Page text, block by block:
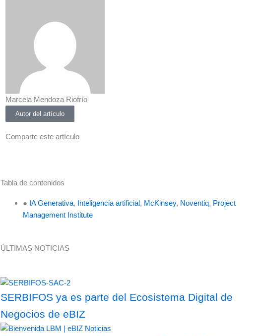
Marcela Mendoza Riofrío
Autor del artículo
Comparte este artículo
Tabla de contenidos
● IA Generativa, Inteligencia artificial, McKinsey, Noventiq, Project
Management Institute
ÚLTIMAS NOTICIAS
SERBIFOS ya es parte del Ecosistema Digital de
Negocios de eBIZ